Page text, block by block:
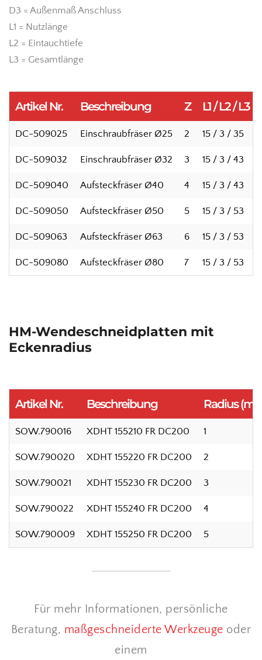
D3 = Außenmaß Anschluss
L1 = Nutzlänge
L2 = Eintauchtiefe
L3 = Gesamtlänge
Artikel Nr. Beschreibung Z L1 / L2 / L3
DC-509025 Einschraubfräser Ø25 2 15 / 3 / 35
DC-509032 Einschraubfräser Ø32 3 15 / 3 / 43
DC-509040 Aufsteckfräser Ø40 4 15 / 3 / 43
DC-509050 Aufsteckfräser Ø50 5 15 / 3 / 53
DC-509063 Aufsteckfräser Ø63 6 15 / 3 / 53
DC-509080 Aufsteckfräser Ø80 7 15 / 3 / 53
HM-Wendeschneidplatten mit
Eckenradius
Artikel Nr. Beschreibung Radius
SOW.790016 XDHT 155210 FR DC200 1
SOW.790020 XDHT 155220 FR DC200 2
SOW.790021 XDHT 155230 FR DC200 3
SOW.790022 XDHT 155240 FR DC200 4
SOW.790009 XDHT 155250 FR DC200 5
Für mehr Informationen, persönliche
Beratung, maßgeschneiderte Werkzeuge oder
einem